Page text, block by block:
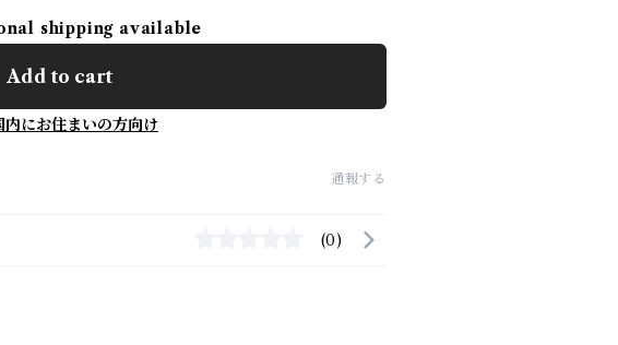
shipping available
Add to cart
内にお住まいの方向け
通報する
(0)